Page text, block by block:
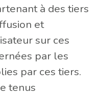
à des tiers
et
sur ces
par les
par ces tiers.
tenus